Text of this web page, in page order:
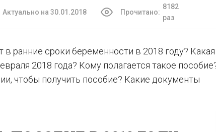
Актуально на 30.01.2018 Прочитано:
8182
раз
в ранние сроки беременности в 2018 году?
2018 года? Кому полагается такое
чтобы получить пособие? Какие документы